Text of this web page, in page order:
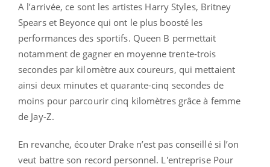
A l’arrivée, ce sont les artistes Harry Styles, Britney
Spears et Beyonce qui ont le plus boosté les
performances des sportifs. Queen B permettait
notamment de gagner en moyenne trente-trois
secondes par kilomètre aux coureurs, qui mettaient
ainsi deux minutes et quarante-cinq secondes de
moins pour parcourir cinq kilomètres grâce à femme
de Jay-Z.
En revanche, écouter Drake n’est pas conseillé si l’on
veut battre son record personnel. L'entreprise Pour